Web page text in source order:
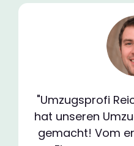
"Umzugsprofi
hat unseren
gemacht! Vom